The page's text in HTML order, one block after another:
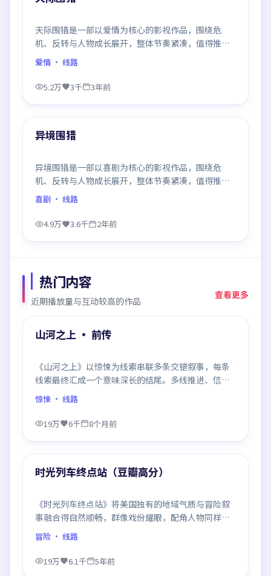
天际围猎是一部以爱情为核心的影视作品，围绕危
机、反转与人物成长展开，整体节奏紧凑，值得推荐
观看。
爱情 · 线路
5.2万 3千 3年前
最新
异境围猎
异境围猎是一部以喜剧为核心的影视作品，围绕危
机、反转与人物成长展开，整体节奏紧凑，值得推荐
观看。
喜剧 · 线路
4.9万 3.6千 2年前
热门内容
近期播放量与互动较高的作品
查看更多
热门
99:20
山河之上 · 前传
《山河之上》以惊悚为线索串联多条交错叙事，每条
线索最终汇成一个意味深长的结尾。多线推进、信息
密度大，二刷时仍有新发现。
惊悚 · 线路
19万 6千 8个月前
热门
时光列车终点站（豆瓣高分）
《时光列车终点站》将美国独有的地域气质与冒险叙
事融合得自然顺畅，群像戏份耀眼，配角人物同样鲜
活，整部作品质感扎实。
冒险 · 线路
19万 6.1千
5年前